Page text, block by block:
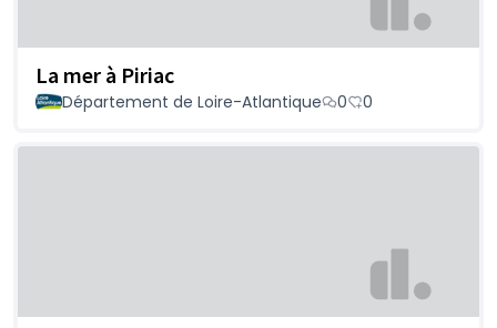
La mer à Piriac
Département de Loire-Atlantique 0 0